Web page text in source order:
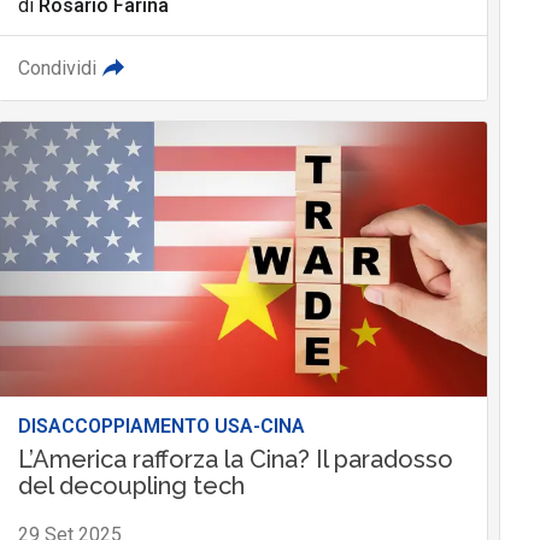
di Rosario Farina
Condividi
DISACCOPPIAMENTO USA-CINA
L’America rafforza la Cina? Il paradosso
del decoupling tech
29 Set 2025